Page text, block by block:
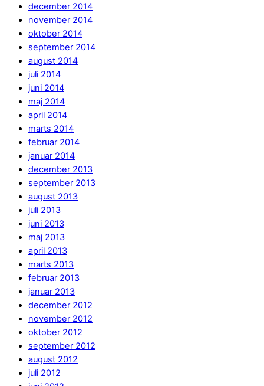
december 2014
november 2014
oktober 2014
september 2014
august 2014
juli 2014
juni 2014
maj 2014
april 2014
marts 2014
februar 2014
januar 2014
december 2013
september 2013
august 2013
juli 2013
juni 2013
maj 2013
april 2013
marts 2013
februar 2013
januar 2013
december 2012
november 2012
oktober 2012
september 2012
august 2012
juli 2012